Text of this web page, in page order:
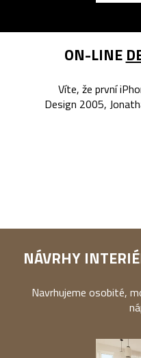
ON-LINE
Víte, že první
Design 2005,
NÁVRHY
Navrhujeme osobité,